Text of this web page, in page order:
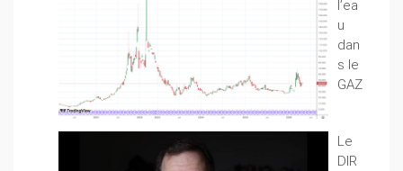
l’ea
u
dan
s le
GAZ
Le
DIR